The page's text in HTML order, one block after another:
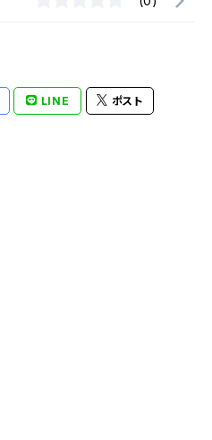
LINE ポスト